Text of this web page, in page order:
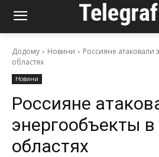
Додому Новини
Россияне атаковали
областях
Новини
Россияне
энергообъекты в
областях